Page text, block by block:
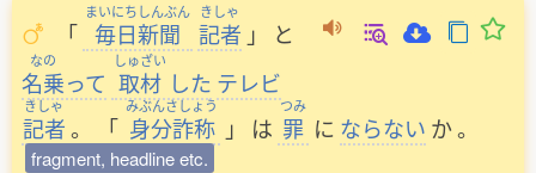
「
まいにちしんぶん
毎日新聞
きしゃ
記者 」 と
なの
名乗って
しゅざい
取材 した テレビ
きしゃ
記者。 「
みぶんさしょう
身分詐称 」 は
つみ
罪 に ならない か。
fragment, headline etc.